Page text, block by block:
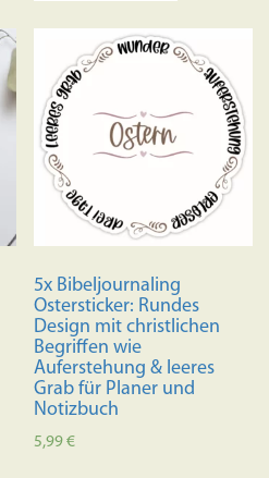
5x Bibeljournaling
Ostersticker: Rundes
Design mit christlichen
Begriffen wie
Auferstehung & leeres
Grab für Planer und
Notizbuch
5,99€